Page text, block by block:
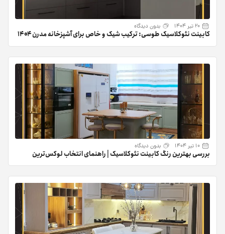
20 تیر 1404 بدون دیدگاه
کابینت نئوکلاسیک طوسی: ترکیب شیک و خاص برای آشپزخانه مدرن ۱۴۰۴
10 تیر 1404 بدون دیدگاه
بررسی بهترین رنگ کابینت نئوکلاسیک | راهنمای انتخاب لوکس‌ترین
رنگ‌ها